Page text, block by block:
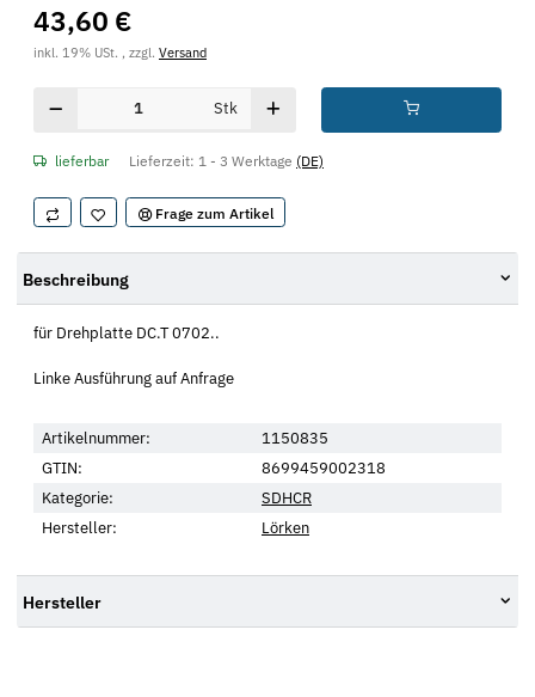
43,60 €
inkl. 19% USt. , zzgl. Versand
Stk
lieferbar Lieferzeit: 1 - 3 Werktage (DE)
Frage zum Artikel
Beschreibung
für Drehplatte DC.T 0702..
Linke Ausführung auf Anfrage
Artikelnummer:
1150835
GTIN:
8699459002318
Kategorie:
SDHCR
Hersteller:
Lörken
Hersteller